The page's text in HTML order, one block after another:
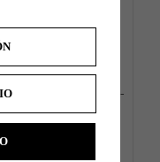
Square 2 Square TRI-
HOT - Jailbird